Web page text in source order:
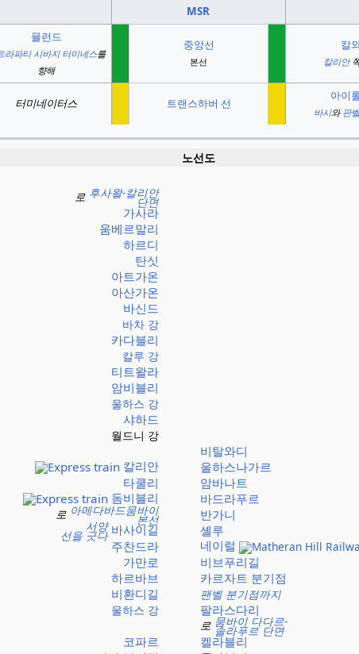
MSR
뮬런드
라파티 시바지 터미네스를
향해
중앙선
본선
칼
칼리안
터미네이터스 트랜스하버 선
아이
바시와 판벨
노선도
로 후사왈-칼리안
단면
가사라
움베르말리
하르디
탄싯
아트가온
아산가온
바신드
바차 강
카다블리
칼루 강
티트왈라
암비블리
울하스 강
샤하드
월드니 강
비탈와디
칼리안
울하스나가르
타쿨리
암바나트
돔비블리
바드라푸르
로 아메다바드뭄바이
본선 반가니
서양
선을 긋다 바사이길
셸루
주찬드라
네이럴
가만로
비브푸리길
하르바브
카르자트 분기점
비환디길
팬벨 분기점까지
울하스 강
팔라스다리
로 뭄바이 다다르-
솔라푸르 단면
코파르
켈라블리